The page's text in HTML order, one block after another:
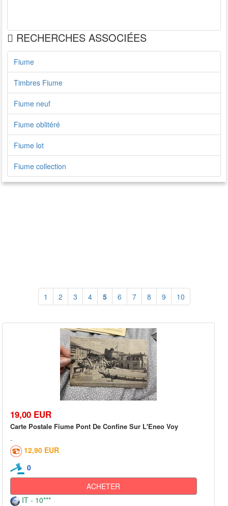
RECHERCHES ASSOCIÉES
Fiume
Timbres Fiume
Fiume neuf
Fiume oblitéré
Fiume lot
Fiume collection
1 2 3 4 5 6 7 8 9 10
19,00 EUR
Carte Postale Fiume Pont De Confine Sur L'Eneo Voy
12,90 EUR
0
ACHETER
IT - 10***